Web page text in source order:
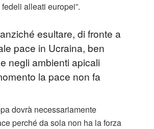
alleati europei”.
esultare, di fronte a
pace in Ucraina, ben
negli ambienti apicali
la pace non fa
dovrà necessariamente
perché da sola non ha la forza